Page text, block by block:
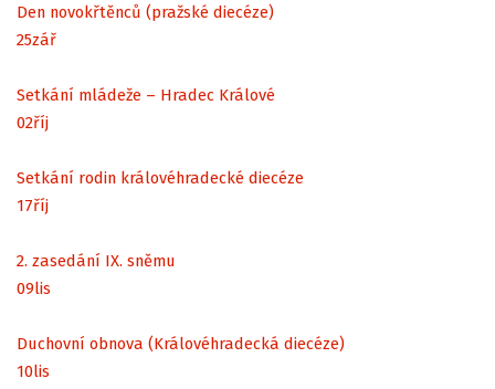
Den novokřtěnců (pražské diecéze)
25zář
Setkání mládeže – Hradec Králové
02říj
Setkání rodin královéhradecké diecéze
17říj
2. zasedání IX. sněmu
09lis
Duchovní obnova (Královéhradecká diecéze)
10lis